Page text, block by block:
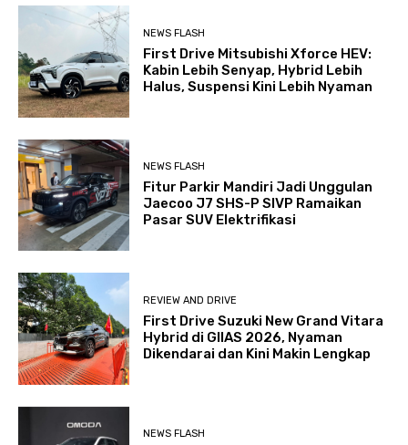
NEWS FLASH
First Drive Mitsubishi Xforce HEV:
Kabin Lebih Senyap, Hybrid Lebih
Halus, Suspensi Kini Lebih Nyaman
NEWS FLASH
Fitur Parkir Mandiri Jadi Unggulan
Jaecoo J7 SHS-P SIVP Ramaikan
Pasar SUV Elektrifikasi
REVIEW AND DRIVE
First Drive Suzuki New Grand Vitara
Hybrid di GIIAS 2026, Nyaman
Dikendarai dan Kini Makin Lengkap
NEWS FLASH